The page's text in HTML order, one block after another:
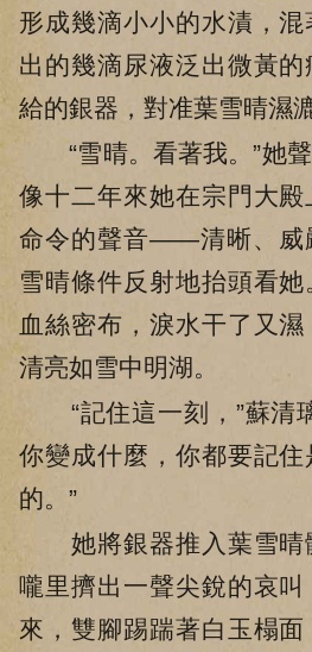
形成幾滴小小的水漬，
出的幾滴尿液泛出微黃
給的銀器，對准葉雪晴濕
“雪晴。看著我。”她聲
像十二年來她在宗門大
命令的聲音——清晰、威
雪晴條件反射地抬頭看
血絲密布，淚水干了又
清亮如雪中明湖。
“記住這一刻，”蘇清
你變成什麼，你都要記
的。”
她將銀器推入葉雪晴
嚨里擠出一聲尖銳的哀
來，雙腳踢踹著白玉榻面